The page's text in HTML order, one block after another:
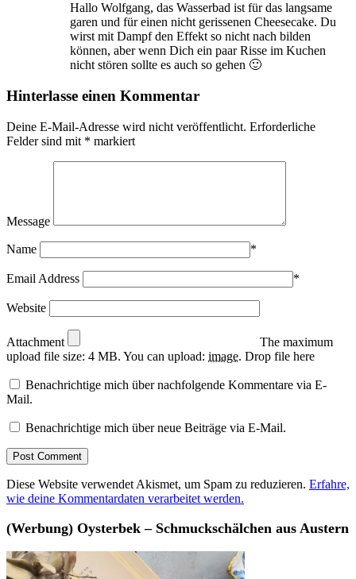
Hallo Wolfgang, das Wasserbad ist für das langsame
garen und für einen nicht gerissenen Cheesecake. Du
wirst mit Dampf den Effekt so nicht nach bilden
können, aber wenn Dich ein paar Risse im Kuchen
nicht stören sollte es auch so gehen 🙂
Hinterlasse einen Kommentar
Deine E-Mail-Adresse wird nicht veröffentlicht. Erforderliche
Felder sind mit * markiert
Message
Name *
Email Address *
Website
Attachment
The maximum
upload file size: 4 MB. You can upload: image. Drop file here
Benachrichtige mich über nachfolgende Kommentare via E-
Mail.
Benachrichtige mich über neue Beiträge via E-Mail.
Diese Website verwendet Akismet, um Spam zu reduzieren. Erfahre,
wie deine Kommentardaten verarbeitet werden.
(Werbung) Oysterbek – Schmuckschälchen aus Austern